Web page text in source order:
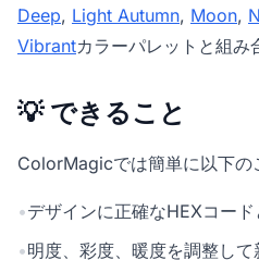
Deep, Light Autumn, Moon,
Vibrantカラーパレットと組み
💡 できること
ColorMagicでは簡単に以下の
•デザインに正確なHEXコー
•明度、彩度、暖度を調整し